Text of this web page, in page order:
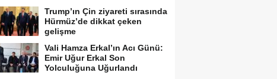
Trump’ın Çin ziyareti sırasında
Hürmüz’de dikkat çeken
gelişme
Vali Hamza Erkal’ın Acı Günü:
Emir Uğur Erkal Son
Yolculuğuna Uğurlandı